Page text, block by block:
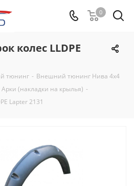
0
колес LLDPE
тюнинг - Внешний тюнинг Нива 4х4
Арки (накладки на крылья) -
Lapter 2131